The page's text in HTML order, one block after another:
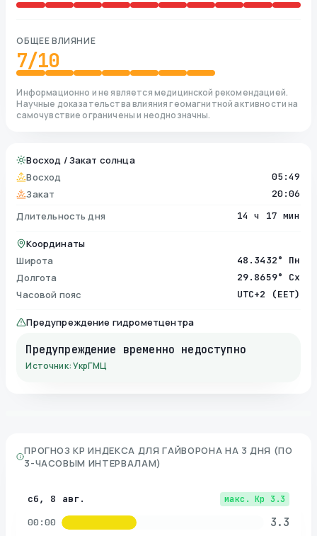
ОБЩЕЕ ВЛИЯНИЕ
7/10
Информационно и не является медицинской рекомендацией.
Научные доказательства влияния геомагнитной активности на
самочувствие ограничены и неоднозначны.
Восход / Закат солнца
Восход
05:49
Закат 20:06
Длительность дня 14 ч 17 мин
Координаты
Широта
48.3432° Пн
Долгота 29.8659° Сх
Часовой пояс UTC+2 (EET)
Предупреждение гидрометцентра
Предупреждение временно недоступно
Источник: УкрГМЦ
ПРОГНОЗ KP ИНДЕКСА ДЛЯ ГАЙВОРОНА НА 3 ДНЯ (ПО
3-ЧАСОВЫМ ИНТЕРВАЛАМ)
сб, 8 авг. макс. Kp 3.3
00:00 3.3